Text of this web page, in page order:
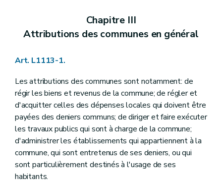
Art. L1124-9
Art. L1124-10
Art. L1124-11
Art. L1124-16
Art. L1124-17
Art. L1124-18
Art. L1124-19
Art. L1124-20
Section 2 Le receveur
Art. L1124-21
Art. L1124-22
Art. L1124-23
Art. L1124-24
Chapitre III
Attributions des communes en général
Art. L1113-1.
Les attributions des communes sont notamment: de
régir les biens et revenus de la commune; de régler et
d'acquitter celles des dépenses locales qui doivent être
payées des deniers communs; de diriger et faire exécuter
les travaux publics qui sont à charge de la commune;
d'administrer les établissements qui appartiennent à la
commune, qui sont entretenus de ses deniers, ou qui
sont particulièrement destinés à l'usage de ses
habitants.